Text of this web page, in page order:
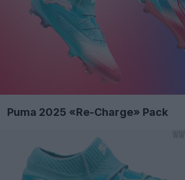
Puma 2025 «Re-Charge» Pack